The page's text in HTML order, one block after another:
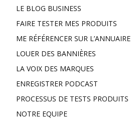
LE BLOG BUSINESS
FAIRE TESTER MES PRODUITS
ME RÉFÉRENCER SUR L’ANNUAIRE
LOUER DES BANNIÈRES
LA VOIX DES MARQUES
ENREGISTRER PODCAST
PROCESSUS DE TESTS PRODUITS
NOTRE EQUIPE